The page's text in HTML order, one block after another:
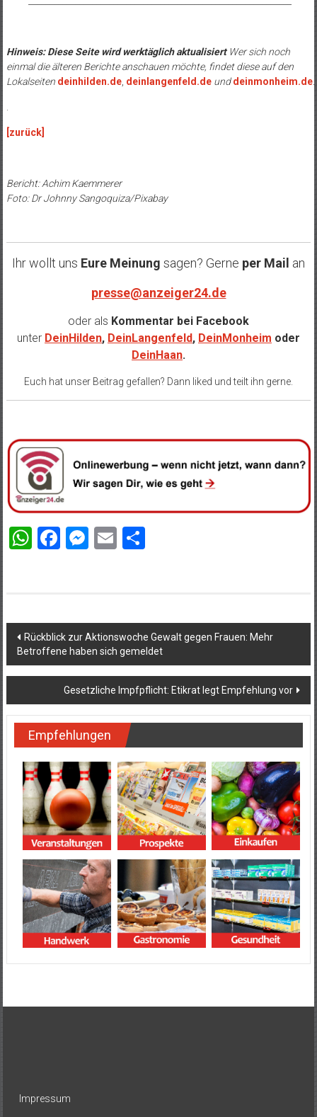
Hinweis: Diese Seite wird werktäglich aktualisiert Wer sich noch
einmal die älteren Berichte anschauen möchte, findet diese auf den
Lokalseiten deinhilden.de, deinlangenfeld.deunddeinmonheim.de.
[zurück]
Bericht: Achim Kaemmerer
Foto: Dr Johnny Sangoquiza/Pixabay
Ihr wollt uns Eure Meinung sagen? Gerne per Mail an
presse@anzeiger24.de
oder als Kommentar bei Facebook
unter DeinHilden, DeinLangenfeld, DeinMonheim oder
DeinHaan.
Euch hat unser Beitrag gefallen? Dann liked und teilt ihn gerne.
WhatsApp
Facebook
Messenger
Email
Beitragsnavigation
Rückblick zur Aktionswoche Gewalt gegen Frauen: Mehr
Betroffene haben sich gemeldet
Gesetzliche Impfpflicht: Etikrat legt Empfehlung vor
Empfehlungen
Impressum